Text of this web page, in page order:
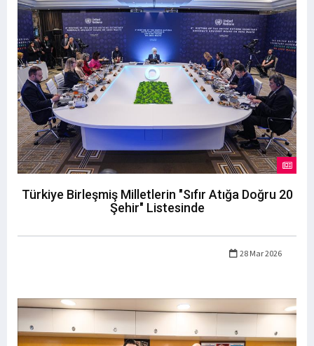
Türkiye Birleşmiş Milletlerin "Sıfır Atığa Doğru 20
Şehir" Listesinde
28 Mar 2026